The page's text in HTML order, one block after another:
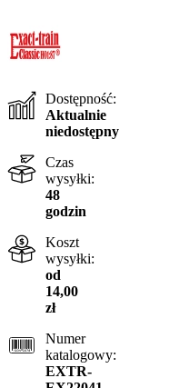
Dostępność:
Aktualnie
niedostępny
Czas
wysyłki:
48
godzin
Koszt
wysyłki:
od
14,00
zł
Numer
katalogowy:
EXTR-